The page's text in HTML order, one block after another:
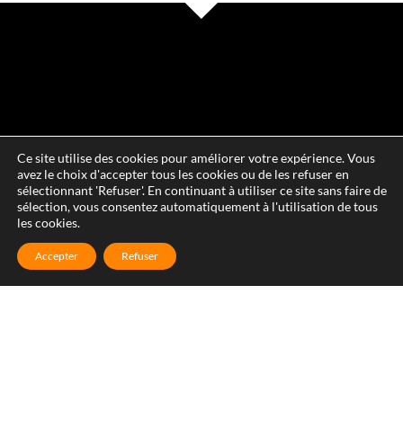
Ce site utilise des cookies pour améliorer votre expérience. Vous
avez le choix d'accepter tous les cookies ou de les refuser en
sélectionnant 'Refuser'. En continuant à utiliser ce site sans faire de
sélection, vous consentez automatiquement à l'utilisation de tous
les cookies.
Accepter Refuser